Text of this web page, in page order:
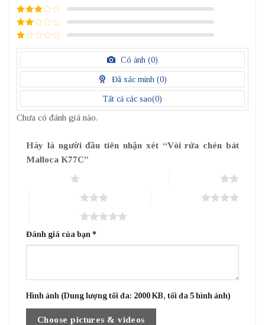
4/ 5
điểm
3/ 5
điểm
2/
điểm
1
điểm
Có ảnh (0)
Đã xác minh (0)
Tất cả các sao(0)
Chưa có đánh giá nào.
Hãy là người đầu tiên nhận xét “Vòi rửa chén bát
Malloca K77C”
Đánh giá của bạn *
Hình ảnh (Dung lượng tối đa: 2000 KB, tối đa 5 hình ảnh)
Choose pictures & videos